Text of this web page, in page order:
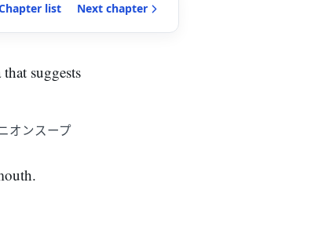
list Next chapter
suggests
オンスープ